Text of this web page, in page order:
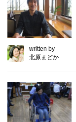
written by
北原まどか